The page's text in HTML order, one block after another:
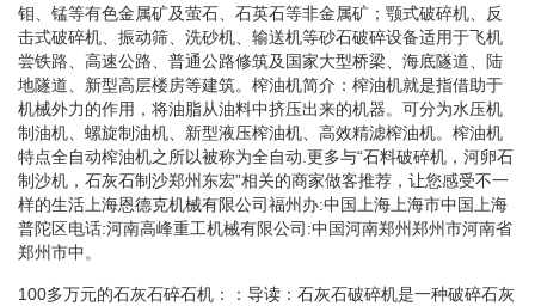
钼、锰等有色金属矿及萤石、石英石等非金属矿；颚式破碎机、反
击式破碎机、振动筛、洗砂机、输送机等砂石破碎设备适用于飞机
尝铁路、高速公路、普通公路修筑及国家大型桥梁、海底隧道、陆
地隧道、新型高层楼房等建筑。榨油机简介：榨油机就是指借助于
机械外力的作用，将油脂从油料中挤压出来的机器。可分为水压机
制油机、螺旋制油机、新型液压榨油机、高效精滤榨油机。榨油机
特点全自动榨油机之所以被称为全自动.更多与“石料破碎机，河卵石
制沙机，石灰石制沙郑州东宏”相关的商家做客推荐，让您感受不一
样的生活上海恩德克机械有限公司福州办:中国上海上海市中国上海
普陀区电话:河南高峰重工机械有限公司:中国河南郑州郑州市河南省
郑州市中。
100多万元的石灰石碎石机：：导读：石灰石破碎机是一种破碎石灰